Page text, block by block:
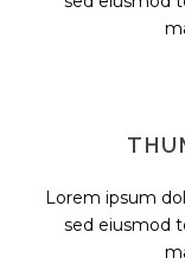
Lorem ipsum
sed eiusmod